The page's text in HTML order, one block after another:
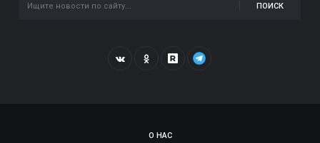
ПОИСК
О НАС